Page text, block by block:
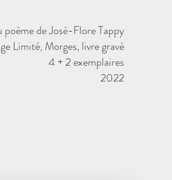
de José-Flore Tappy
Limité, Morges, livre gravé
4 + 2 exemplaires
2022